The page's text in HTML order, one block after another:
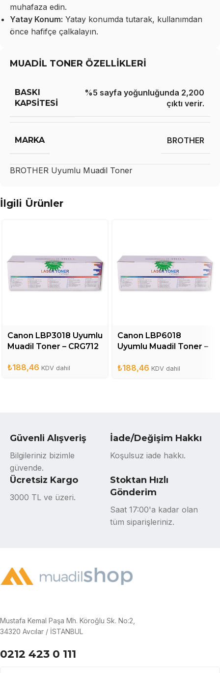
muhafaza edin.
Yatay Konum: Yatay konumda tutarak, kullanımdan
önce hafifçe çalkalayın.
MUADİL TONER ÖZELLİKLERİ
BASKI
KAPSITESI
%5 sayfa yoğunluğunda 2,200
çıktı verir.
MARKA BROTHER
BROTHER Uyumlu Muadil Toner
İlgili Ürünler
Canon LBP3018 Uyumlu
Muadil Toner – CRG712
₺188,46 KDV dahil
Canon LBP6018
Uyumlu Muadil Toner –
₺188,46 KDV dahil
Güvenli Alışveriş
Bilgileriniz bizimle
güvende.
İade/Değişim Hakkı
Koşulsuz iade hakkı.
Ücretsiz Kargo
3000 TL ve üzeri.
Stoktan Hızlı
Gönderim
Saat 17:00'a kadar olan
tüm siparişleriniz.
Mustafa Kemal Paşa Mh. Köroğlu Sk. No:2,
34320 Avcılar / İSTANBUL
0212 423 0 111